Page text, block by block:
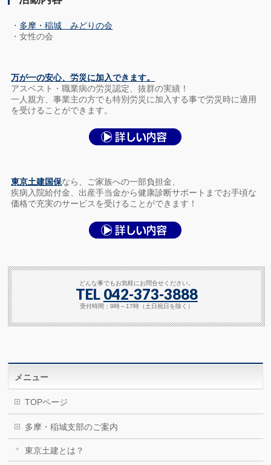
・ 多摩・稲城 みどりの会
・女性の会
万が一の安心、労災に加入できます。
アスベスト・職業病の労災認定、抜群の実績！
一人親方、事業主の方でも特別労災に加入する事で労災時に適用
を受けることができます。
東京土建国保なら、ご家族への一部負担金、
疾病入院給付金、出産手当金から健康診断サポートまでお手頃な
価格で充実のサービスを受けることができます！
どんな事でもお気軽にお問合せください。
TEL 042-373-3888
受付時間：9時～17時（土日祝日を除く）
メニュー
TOPページ
多摩・稲城支部のご案内
東京土建とは？